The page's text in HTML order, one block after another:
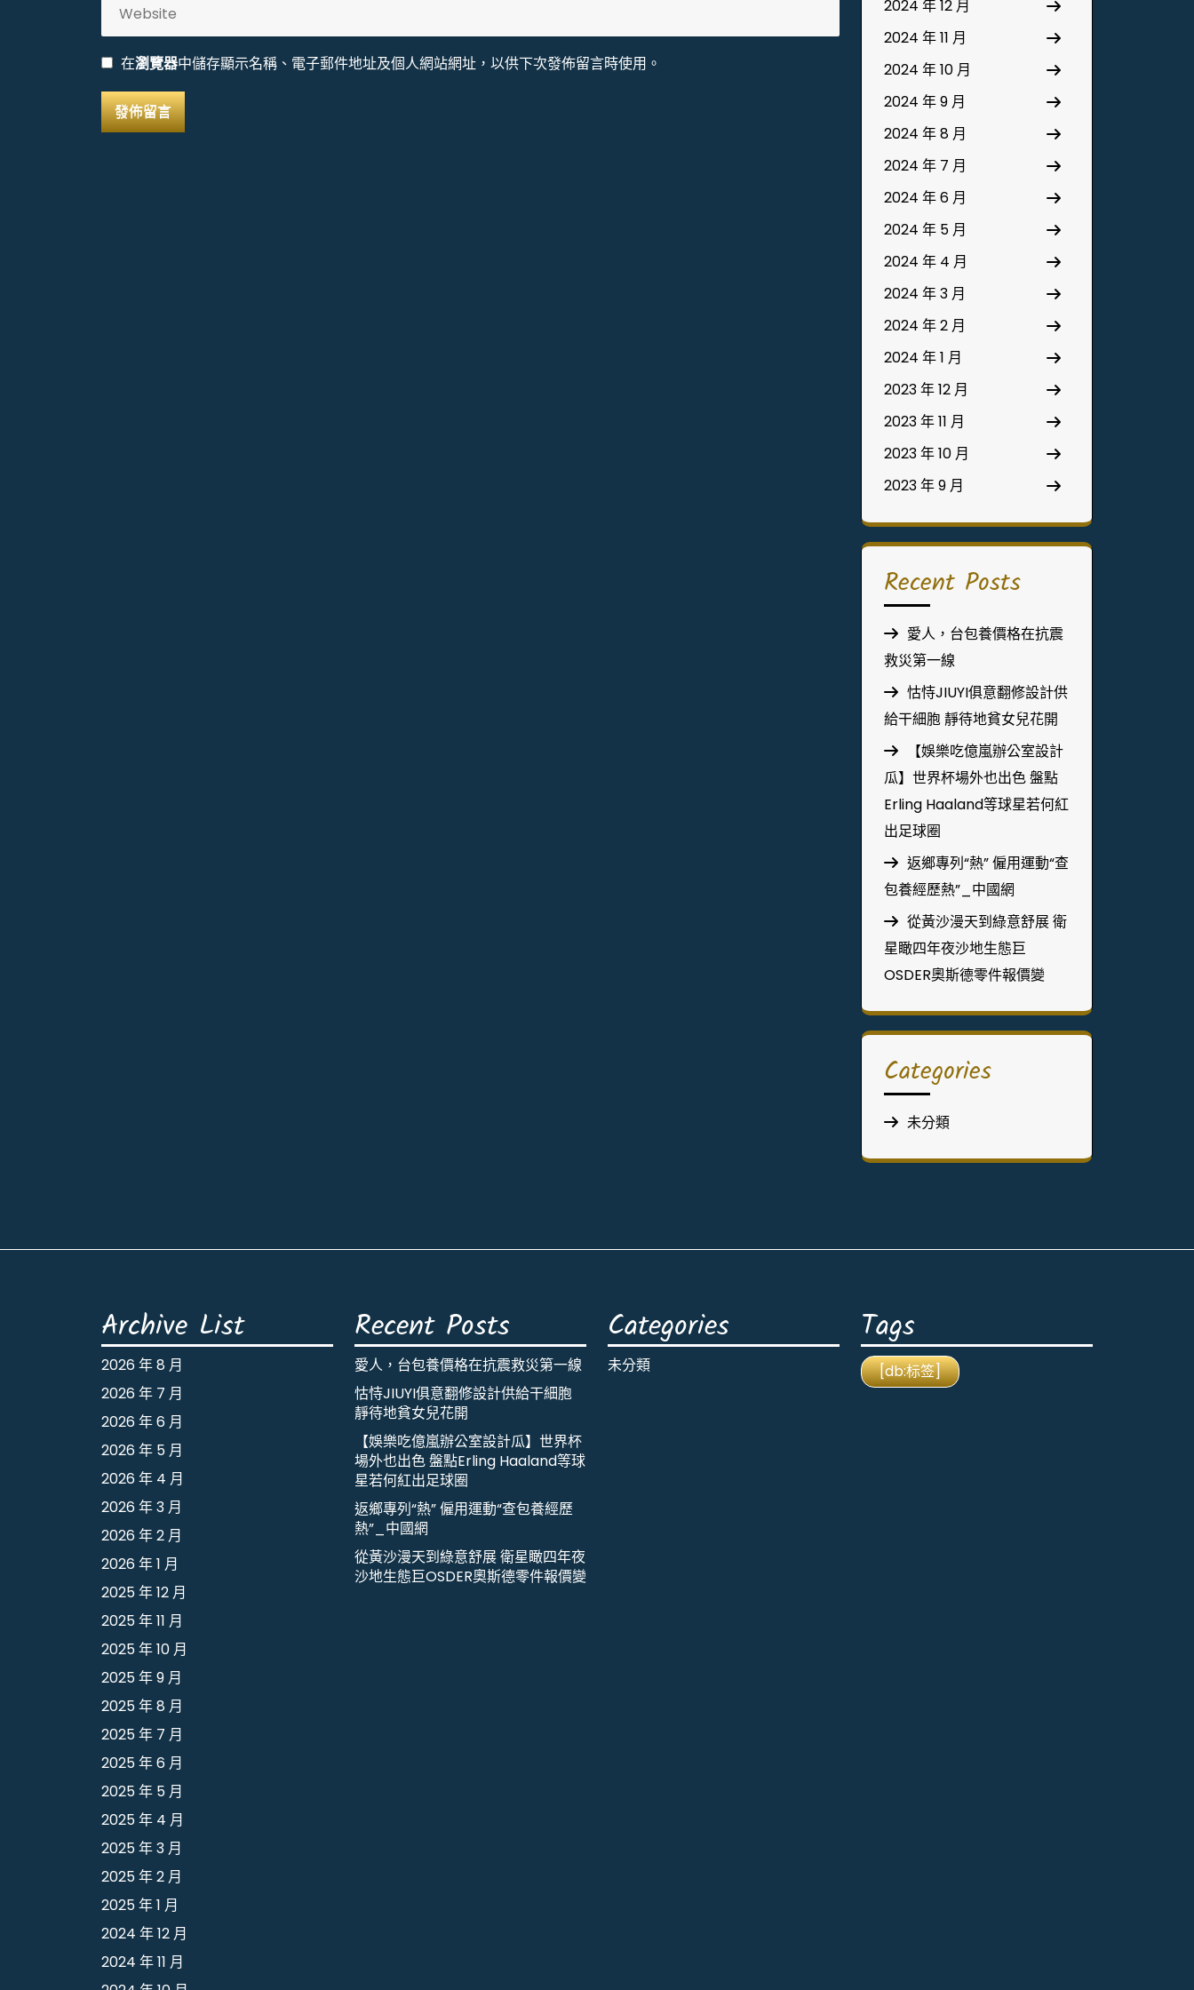
在瀏覽器中儲存顯示名稱、電子郵件地址及個人網站網址，以供下次發佈留言時使用。
2024 年 12 月
2024 年 11 月
2024 年 10 月
2024 年 9 月
2024 年 8 月
2024 年 7 月
2024 年 6 月
2024 年 5 月
2024 年 4 月
2024 年 3 月
2024 年 2 月
2024 年 1 月
2023 年 12 月
2023 年 11 月
2023 年 10 月
2023 年 9 月
Recent Posts
愛人，台包養價格在抗震
救災第一線
怙恃JIUYI俱意翻修設計供
給干細胞 靜待地貧女兒花開
【娛樂吃億嵐辦公室設計
瓜】世界杯場外也出色 盤點
Erling Haaland等球星若何紅
出足球圈
返鄉專列“熱” 僱用運動“查
包養經歷熱”_中國網
從黃沙漫天到綠意舒展 衛
星瞰四年夜沙地生態巨
OSDER奧斯德零件報價變
Categories
未分類
Archive List
2026 年 8 月
2026 年 7 月
2026 年 6 月
2026 年 5 月
2026 年 4 月
2026 年 3 月
2026 年 2 月
2026 年 1 月
2025 年 12 月
2025 年 11 月
2025 年 10 月
2025 年 9 月
2025 年 8 月
2025 年 7 月
2025 年 6 月
2025 年 5 月
2025 年 4 月
2025 年 3 月
2025 年 2 月
2025 年 1 月
2024 年 12 月
2024 年 11 月
Recent Posts
愛人，台包養價格在抗震救災第一線
怙恃JIUYI俱意翻修設計供給干細胞
靜待地貧女兒花開
【娛樂吃億嵐辦公室設計瓜】世界杯
場外也出色 盤點Erling Haaland等球
星若何紅出足球圈
返鄉專列“熱” 僱用運動“查包養經歷
熱”_中國網
從黃沙漫天到綠意舒展 衛星瞰四年夜
沙地生態巨OSDER奧斯德零件報價變
Categories
未分類
Tags
[db:标签]